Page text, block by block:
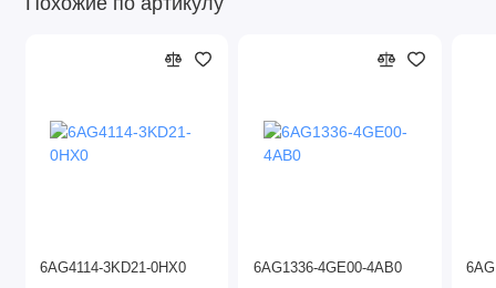
6AG4114-3KD21-0HX0 6AG1336-4GE00-4AB0